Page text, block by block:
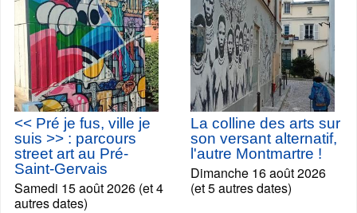
<< Pré je fus, ville je
suis >> : parcours
street art au Pré-
Saint-Gervais
Samedi 15 août 2026 (et 4
autres dates)
La colline des arts sur
son versant alternatif,
l'autre Montmartre !
Dimanche 16 août 2026
(et 5 autres dates)